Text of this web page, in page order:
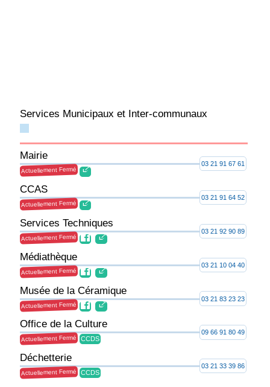
Services Municipaux et Inter-communaux
Mairie
Actuellement Fermé
03 21 91 67 61
CCAS
Actuellement Fermé
03 21 91 64 52
Services Techniques
Actuellement Fermé
03 21 92 90 89
Médiathèque
Actuellement Fermé
03 21 10 04 40
Musée de la Céramique
Actuellement Fermé
03 21 83 23 23
Office de la Culture
Actuellement Fermé
09 66 91 80 49
Déchetterie
Actuellement Fermé
CCDS
03 21 33 39 86
CCDS